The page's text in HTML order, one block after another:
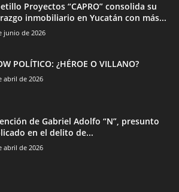
Proyectos “CAPRO” consolida su
inmobiliario en Yucatán con más...
junio de 2026
POLÍTICO: ¿HÉROE O VILLANO?
abril de 2026
de Gabriel Adolfo “N”, presunto
en el delito de...
abril de 2026